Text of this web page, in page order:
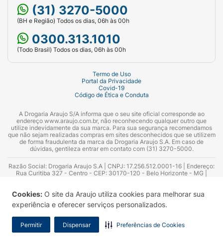
Cookies: O site da Araujo utiliza cookies para melhorar sua
experiência e oferecer serviços personalizados.
Permitir Dispensar Preferências de Cookies
(31) 3270-5000
(BH e Região) Todos os dias, 06h às 00h
0300.313.1010
(Todo Brasil) Todos os dias, 06h às 00h
Termo de Uso
Portal da Privacidade
Covid-19
Código de Ética e Conduta
A Drogaria Araujo S/A informa que o seu site oficial corresponde ao
endereço www.araujo.com.br, não reconhecendo qualquer outro que
utilize indevidamente da sua marca. Para sua segurança recomendamos
que não sejam realizadas compras em sites desconhecidos que se utilizem
de forma fraudulenta da marca da Drogaria Araujo S.A. Em caso de
dúvidas, gentileza entrar em contato com (31) 3270-5000.
Razão Social: Drogaria Araujo S.A | CNPJ: 17.256.512.0001-16 | Endereço:
Rua Curitiba 327 - Centro - CEP: 30170-120 - Belo Horizonte - MG |
Azevedo Guimarães – CRF 10.965 | Yasmin Silva Alvarenga – CRF 52.584 -
Consultor substituto: Thiago Aguiar Pinheiro - CRF Nº 13.748. Alvará
Sanitário: 2025020713 | Autorização de Funcionamento da Empresa (AFE):